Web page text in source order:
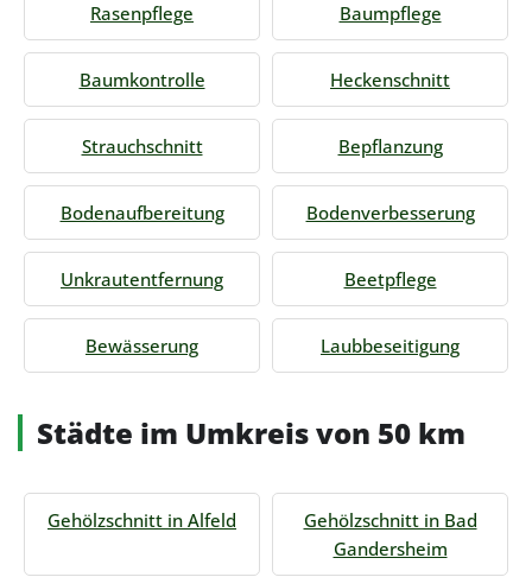
Rasenpflege Baumpflege
Baumkontrolle Heckenschnitt
Strauchschnitt Bepflanzung
Bodenaufbereitung Bodenverbesserung
Unkrautentfernung Beetpflege
Bewässerung Laubbeseitigung
Städte im Umkreis von 50 km
Gehölzschnitt in Alfeld
Gehölzschnitt in Bad
Gandersheim